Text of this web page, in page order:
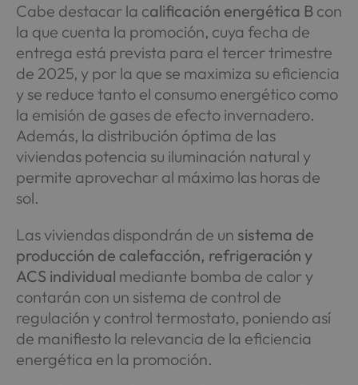
Cabe destacar la calificación energética Bcon
la que cuenta la promoción, cuya fecha de
entrega está prevista para el tercer trimestre
de 2025, y por la que se maximiza su eficiencia
y se reduce tanto el consumo energético como
la emisión de gases de efecto invernadero.
Además, la distribución óptima de las
viviendas potencia su iluminación natural y
permite aprovechar al máximo las horas de
sol.
Las viviendas dispondrán de un sistema de
producción de calefacción, refrigeración y
ACS individual mediante bomba de calor y
contarán con un sistema de control de
regulación y control termostato, poniendo así
de manifiesto la relevancia de la eficiencia
energética en la promoción.